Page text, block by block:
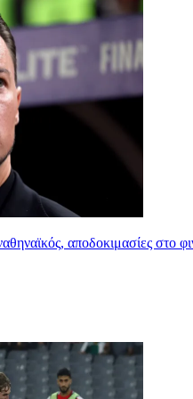
αποδοκιμασίες στο